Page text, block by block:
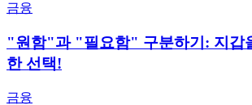
금융
"원함"과 "필요함" 구분하기: 지갑
한 선택!
금융